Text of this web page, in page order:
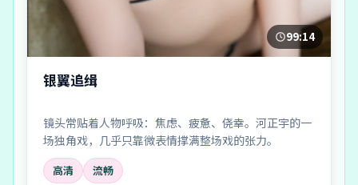
99:14
银翼追缉
镜头常贴着人物呼吸：焦虑、疲惫、侥幸。河正宇的一
场独角戏，几乎只靠微表情撑满整场戏的张力。
高清
流畅